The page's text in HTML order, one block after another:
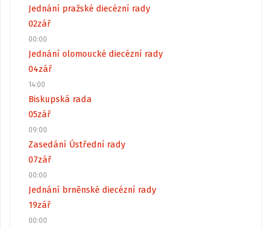
Jednání pražské diecézní rady
02zář
00:00
Jednání olomoucké diecézní rady
04zář
14:00
Biskupská rada
05zář
09:00
Zasedání Ústřední rady
07zář
00:00
Jednání brněnské diecézní rady
19zář
00:00